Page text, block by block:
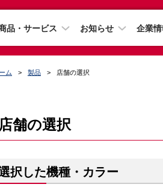
品・サービス お知らせ 企業情
ム 製品 店舗の選択
店舗の選択
択した機種・カラー